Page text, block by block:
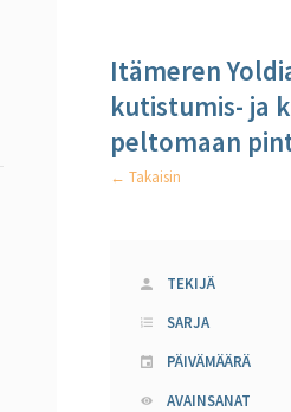
Itämeren
kutistumis- ja
peltomaan
← Takaisin
TEKIJÄ
SARJA
PÄIVÄMÄÄRÄ
AVAINSANAT